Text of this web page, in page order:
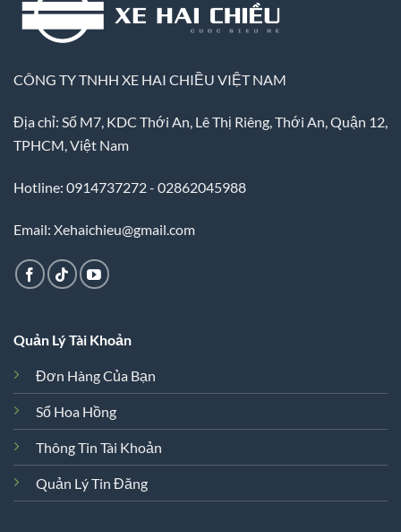
CÔNG TY TNHH XE HAI CHIỀU VIỆT NAM
Địa chỉ: Số M7, KDC Thới An, Lê Thị Riêng, Thới An, Quận 12,
TPHCM, Việt Nam
Hotline: 0914737272 - 02862045988
Email: Xehaichieu@gmail.com
Quản Lý Tài Khoản
Đơn Hàng Của Bạn
Sổ Hoa Hồng
Thông Tin Tài Khoản
Quản Lý Tin Đăng